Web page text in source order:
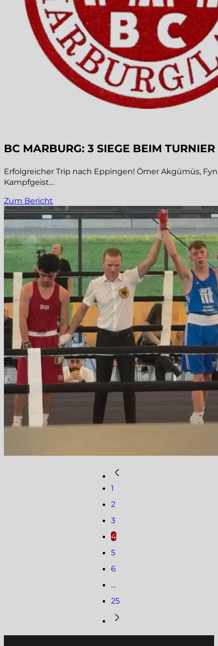
BC MARBURG: 3 SIEGE BEIM
Erfolgreicher Trip nach Eppingen! Ömer Akgümüs,
Kampfgeist…
Zum Bericht
1
2
3
4
5
6
…
25